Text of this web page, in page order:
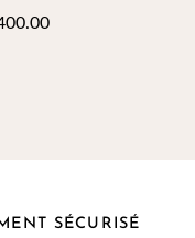
Plage
SÉCURISÉ